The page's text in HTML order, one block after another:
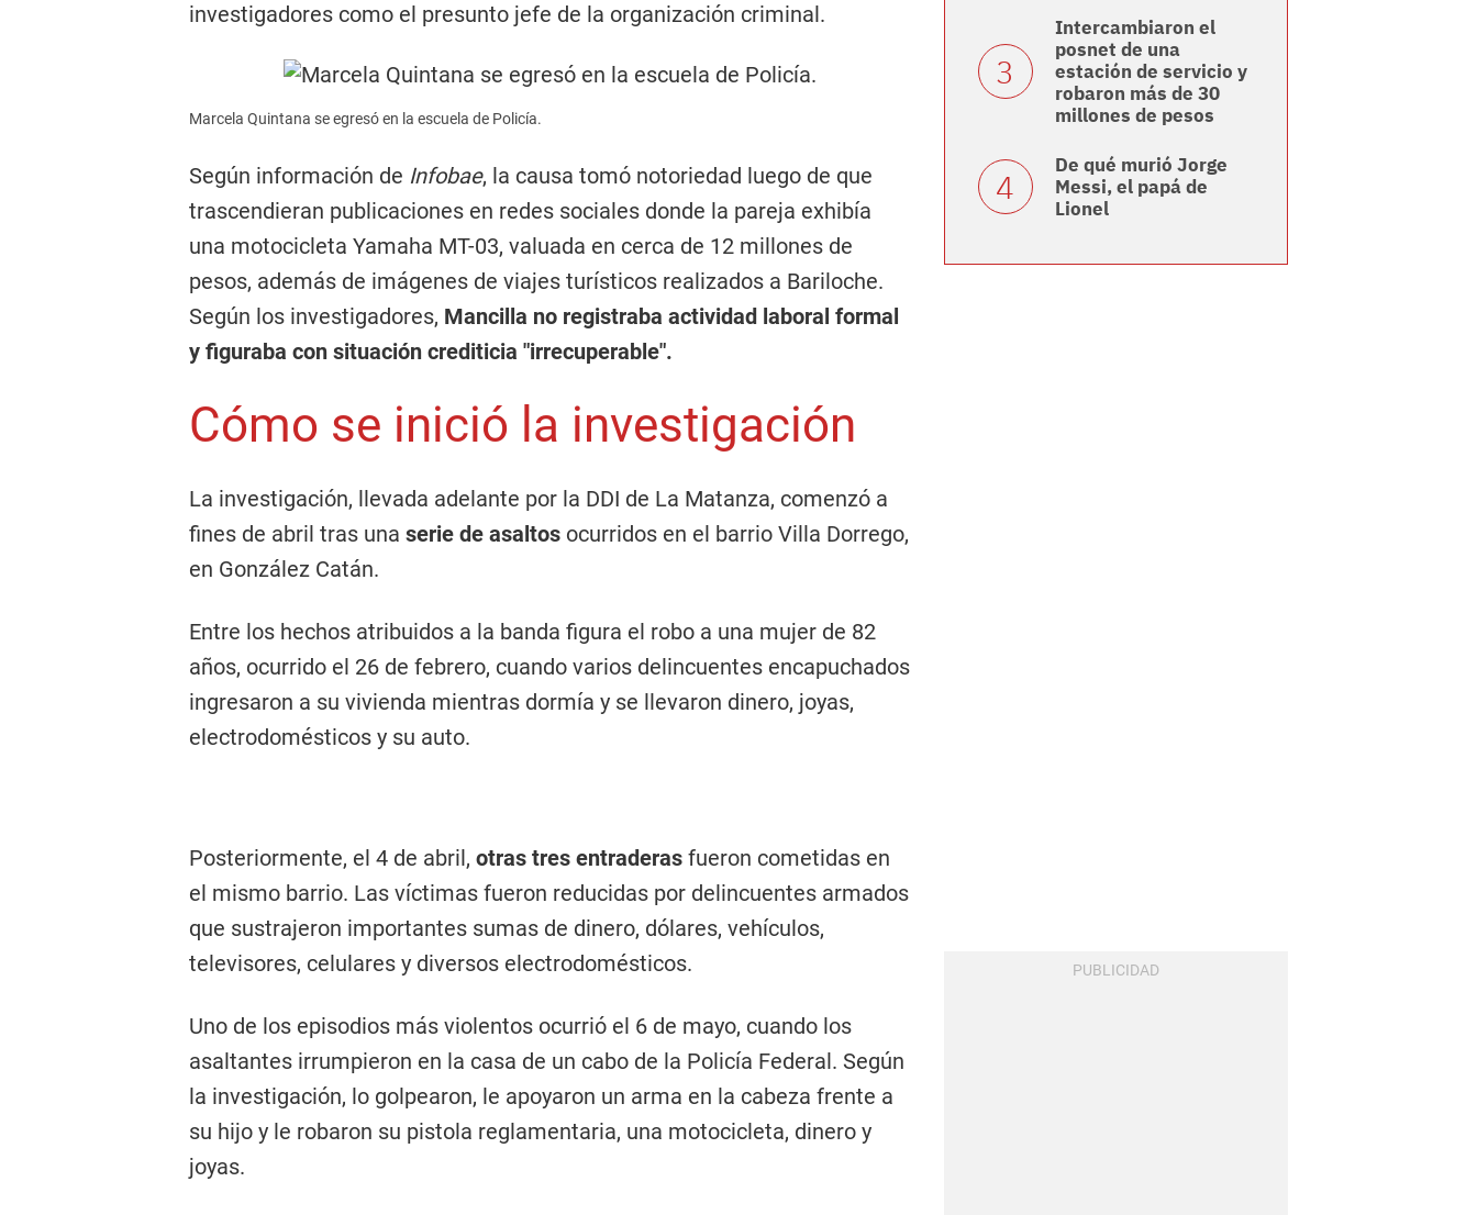
investigadores como el presunto jefe de la organización criminal.
Marcela Quintana se egresó en la escuela de Policía.
Según información de Infobae, la causa tomó notoriedad luego de que
trascendieran publicaciones en redes sociales donde la pareja exhibía
una motocicleta Yamaha MT-03, valuada en cerca de 12 millones de
pesos, además de imágenes de viajes turísticos realizados a Bariloche.
Según los investigadores, Mancilla no registraba actividad laboral formal
y figuraba con situación crediticia "irrecuperable".
Cómo se inició la investigación
La investigación, llevada adelante por la DDI de La Matanza, comenzó a
fines de abril tras una serie de asaltos ocurridos en el barrio Villa Dorrego,
en González Catán.
Entre los hechos atribuidos a la banda figura el robo a una mujer de 82
años, ocurrido el 26 de febrero, cuando varios delincuentes encapuchados
ingresaron a su vivienda mientras dormía y se llevaron dinero, joyas,
electrodomésticos y su auto.
Posteriormente, el 4 de abril, otras tres entraderas fueron cometidas en
el mismo barrio. Las víctimas fueron reducidas por delincuentes armados
que sustrajeron importantes sumas de dinero, dólares, vehículos,
televisores, celulares y diversos electrodomésticos.
Uno de los episodios más violentos ocurrió el 6 de mayo, cuando los
asaltantes irrumpieron en la casa de un cabo de la Policía Federal. Según
la investigación, lo golpearon, le apoyaron un arma en la cabeza frente a
su hijo y le robaron su pistola reglamentaria, una motocicleta, dinero y
joyas.
Intercambiaron el
posnet de una
estación de servicio y
robaron más de 30
millones de pesos
De qué murió Jorge
Messi, el papá de
Lionel